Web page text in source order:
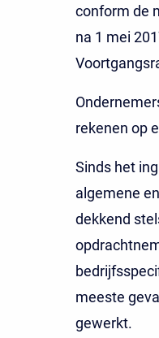
conform de
na 1 mei
rekenen op
Sinds het
algemene
dekkend
meeste
gewerkt.